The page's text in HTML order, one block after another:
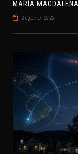
2 agosto, 2026